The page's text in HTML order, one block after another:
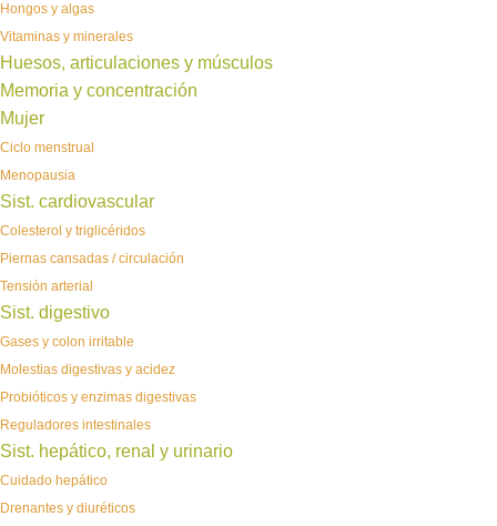
Hongos y algas
Vitaminas y minerales
Huesos, articulaciones y músculos
Memoria y concentración
Mujer
Ciclo menstrual
Menopausia
Sist. cardiovascular
Colesterol y triglicéridos
Piernas cansadas / circulación
Tensión arterial
Sist. digestivo
Gases y colon irritable
Molestias digestivas y acidez
Probióticos y enzimas digestivas
Reguladores intestinales
Sist. hepático, renal y urinario
Cuidado hepático
Drenantes y diuréticos